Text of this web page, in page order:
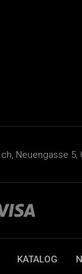
Neuengasse 5,
KATALOG